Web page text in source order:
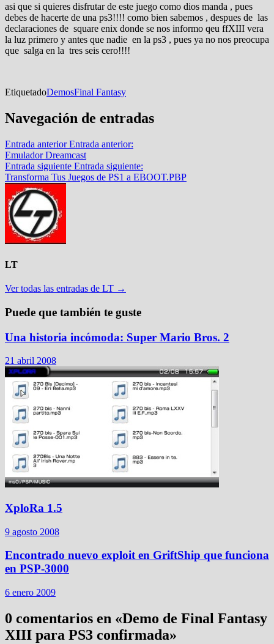
asi que si quieres disfrutar de este juego como dios manda , pues
debes de hacerte de una ps3!!!! como bien sabemos , despues de las
declaraciones de square enix donde se nos informo qeu ffXIII vera
la luz primero y antes que nadie en la ps3 , pues ya no nos preocupa
que salga en la tres seis cero!!!!
EtiquetadoDemosFinal Fantasy
Navegación de entradas
Entrada anterior Entrada anterior:
Emulador Dreamcast
Entrada siguiente Entrada siguiente:
Transforma Tus Juegos de PS1 a EBOOT.PBP
LT
Ver todas las entradas de LT →
Puede que también te guste
Una historia incómoda: Super Mario Bros. 2
21 abril 2008
XploRa 1.5
9 agosto 2008
Encontrado nuevo exploit en GriftShip que funciona
en PSP-3000
6 enero 2009
0 comentarios en «Demo de Final Fantasy
XIII para PS3 confirmada»